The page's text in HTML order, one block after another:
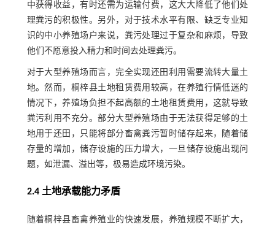
中获得收益，有时还需为运输付费，这大大降低了他们处
理粪污的积极性。另外，对于技术水平有限、缺乏专业知
识的中小养殖场户来说，粪污处理过于复杂和麻烦，导致
他们不愿意投入精力和时间去处理粪污。
对于大型养殖场而言，完全实现还田利用需要流转大量土
地。然而，桐梓县土地租赁费用较高，在养殖行情低迷的
情况下，养殖场负担不起高额的土地租赁费用，这就导致
粪污利用不充分。部分大型养殖场由于无法获得足够的土
地用于还田，只能将部分畜禽粪污暂时储存起来，随着储
存量的增加，储存设施的压力增大，一旦储存设施出现问
题，如泄漏、溢出等，极易造成环境污染。
2.4 土地承载能力矛盾
随着桐梓县畜禽养殖业的快速发展，养殖规模不断扩大，